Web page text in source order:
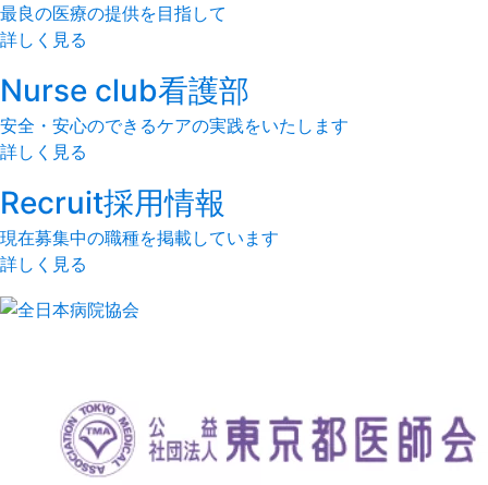
最良の医療の提供を目指して
詳しく見る
Nurse club看護部
安全・安心のできるケアの実践をいたします
詳しく見る
Recruit採用情報
現在募集中の職種を掲載しています
詳しく見る